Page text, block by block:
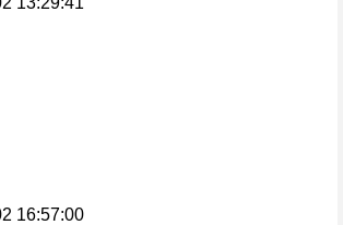
16:57:00